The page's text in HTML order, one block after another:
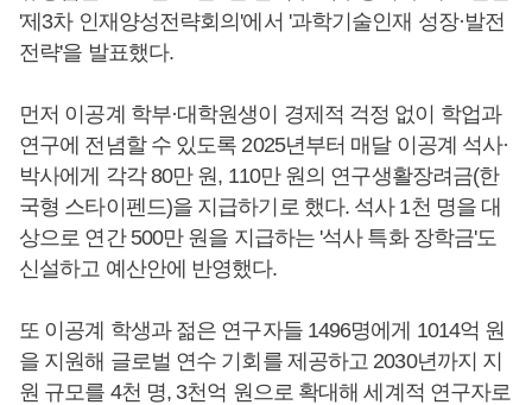
'제3차 인재양성전략회의'에서 '과학기술인재 성장·발전
전략'을 발표했다.
먼저 이공계 학부·대학원생이 경제적 걱정 없이 학업과
연구에 전념할 수 있도록 2025년부터 매달 이공계 석사·
박사에게 각각 80만 원, 110만 원의 연구생활장려금(한
국형 스타이펜드)을 지급하기로 했다. 석사 1천 명을 대
상으로 연간 500만 원을 지급하는 '석사 특화 장학금'도
신설하고 예산안에 반영했다.
또 이공계 학생과 젊은 연구자들 1496명에게 1014억 원
을 지원해 글로벌 연수 기회를 제공하고 2030년까지 지
원 규모를 4천 명, 3천억 원으로 확대해 세계적 연구자로